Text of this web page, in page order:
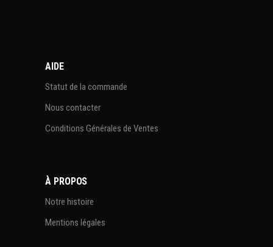
AIDE
Statut de la commande
Nous contacter
Conditions Générales de Ventes
À PROPOS
Notre histoire
Mentions légales